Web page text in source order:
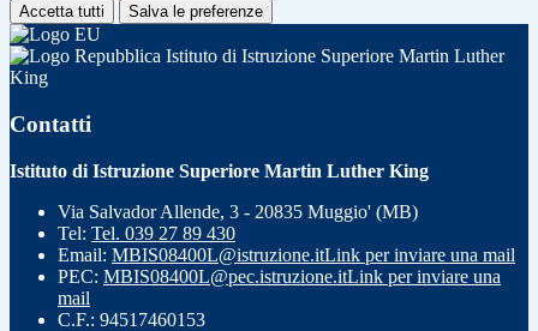
Accetta tutti Salva le preferenze
Istituto di Istruzione Superiore Martin Luther
King
Contatti
Istituto di Istruzione Superiore Martin Luther King
Via Salvador Allende, 3 - 20835 Muggio' (MB)
Tel: Tel. 039 27 89 430
Email: MBIS08400L@istruzione.itLink per inviare una mail
PEC: MBIS08400L@pec.istruzione.itLink per inviare una
mail
C.F.: 94517460153